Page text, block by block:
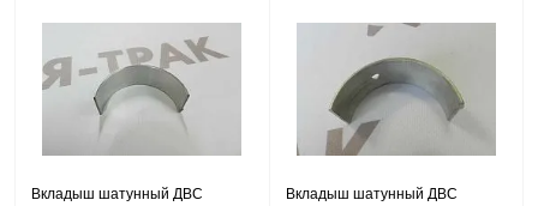
Вкладыш шатунный ДВС
Вкладыш шатунный ДВС